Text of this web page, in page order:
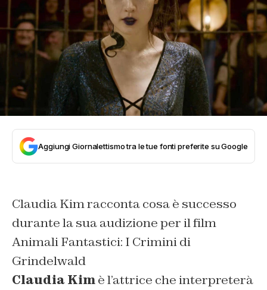
Aggiungi Giornalettismo tra le tue fonti preferite su Google
Claudia Kim racconta cosa è successo
durante la sua audizione per il film
Animali Fantastici: I Crimini di
Grindelwald
Claudia Kimè l’attrice che interpreterà